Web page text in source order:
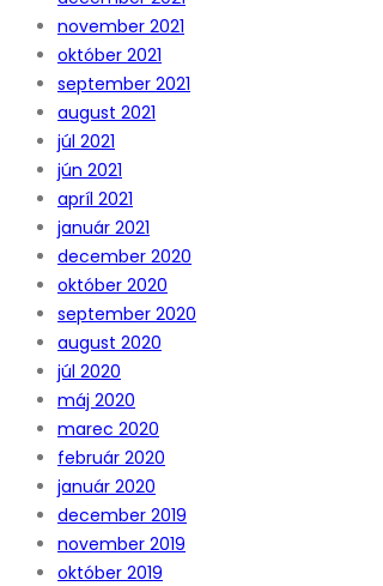
november 2021
október 2021
september 2021
august 2021
júl 2021
jún 2021
apríl 2021
január 2021
december 2020
október 2020
september 2020
august 2020
júl 2020
máj 2020
marec 2020
február 2020
január 2020
december 2019
november 2019
október 2019